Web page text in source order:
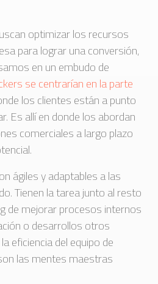
optimizar los recursos
para lograr una conversión,
en un embudo de
se centrarían en la parte
los clientes están a punto
Es allí en donde los abordan
comerciales a largo plazo
ágiles y adaptables a las
Tienen la tarea junto al resto
de mejorar procesos internos
o desarrollos otros
eficiencia del equipo de
las mentes maestras